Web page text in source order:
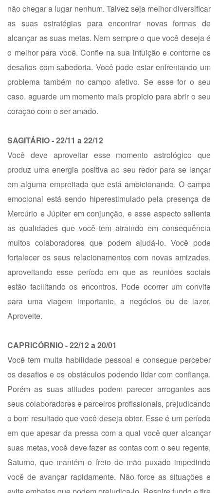
não chegar a lugar nenhum. Talvez seja melhor diversificar
as suas estratégias para encontrar novas formas de
alcançar as suas metas. Nem sempre o que você deseja é
o melhor para você. Confie na sua intuição e contorne os
desafios com sabedoria. Você pode estar enfrentando um
problema também no campo afetivo. Se esse for o seu
caso, aguarde um momento mais propicio para abrir o seu
coração com o ser amado.
SAGITÁRIO - 22/11 a 22/12
Você deve aproveitar esse momento astrológico que
produz uma energia positiva ao seu redor para se lançar
em alguma empreitada que está ambicionando. O campo
emocional está sendo hiperestimulado pela presença de
Mercúrio e Júpiter em conjunção, e esse aspecto salienta
as qualidades que você tem atraindo em consequência
muitos colaboradores que podem ajudá-lo. Você pode
fortalecer os seus relacionamentos com novas amizades,
aproveitando esse período em que as reuniões sociais
estão facilitando os encontros. Pode ocorrer um convite
para uma viagem importante, a negócios ou de lazer.
Aproveite.
CAPRICÓRNIO - 22/12 a 20/01
Você tem muita habilidade pessoal e consegue perceber
os desafios e os obstáculos podendo lidar com confiança.
Porém as suas atitudes podem parecer arrogantes aos
seus colaboradores e parceiros profissionais, prejudicando
o bom resultado que você deseja obter. Esse é um período
em que apesar da pressa com a qual você quer alcançar
suas metas, você deve fazer as contas com o seu regente,
Saturno, que mantém o freio de mão puxado impedindo
você de avançar rapidamente. Não force as situações e